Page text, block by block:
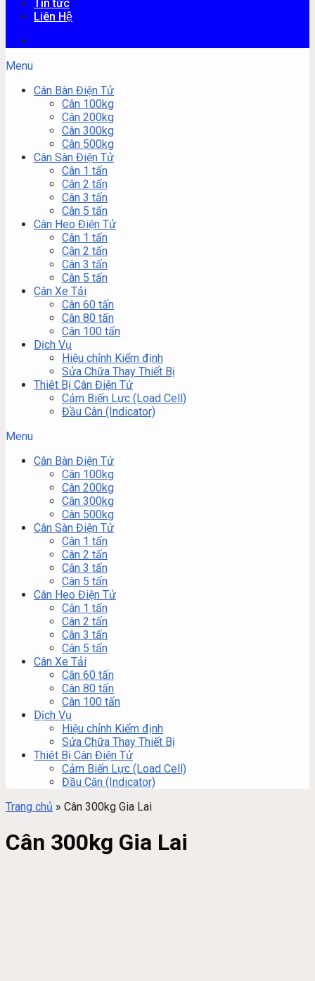
Tin tức
Liên Hệ
Menu
Cân Bàn Điện Tử
Cân 100kg
Cân 200kg
Cân 300kg
Cân 500kg
Cân Sàn Điện Tử
Cân 1 tấn
Cân 2 tấn
Cân 3 tấn
Cân 5 tấn
Cân Heo Điện Tử
Cân 1 tấn
Cân 2 tấn
Cân 3 tấn
Cân 5 tấn
Cân Xe Tải
Cân 60 tấn
Cân 80 tấn
Cân 100 tấn
Dịch Vụ
Hiệu chỉnh Kiểm định
Sửa Chữa Thay Thiết Bị
Thiêt Bị Cân Điện Tử
Cảm Biến Lực (Load Cell)
Đầu Cân (Indicator)
Menu
Cân Bàn Điện Tử
Cân 100kg
Cân 200kg
Cân 300kg
Cân 500kg
Cân Sàn Điện Tử
Cân 1 tấn
Cân 2 tấn
Cân 3 tấn
Cân 5 tấn
Cân Heo Điện Tử
Cân 1 tấn
Cân 2 tấn
Cân 3 tấn
Cân 5 tấn
Cân Xe Tải
Cân 60 tấn
Cân 80 tấn
Cân 100 tấn
Dịch Vụ
Hiệu chỉnh Kiểm định
Sửa Chữa Thay Thiết Bị
Thiêt Bị Cân Điện Tử
Cảm Biến Lực (Load Cell)
Đầu Cân (Indicator)
Trang chủ » Cân 300kg Gia Lai
Cân 300kg Gia Lai